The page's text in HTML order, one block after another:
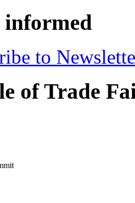
informed
to
of Trade